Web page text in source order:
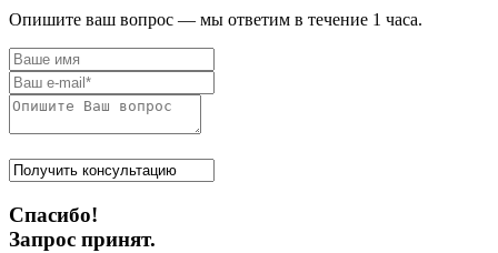
Опишите ваш вопрос — мы ответим в течение 1 часа.
Спасибо!
Запрос принят.